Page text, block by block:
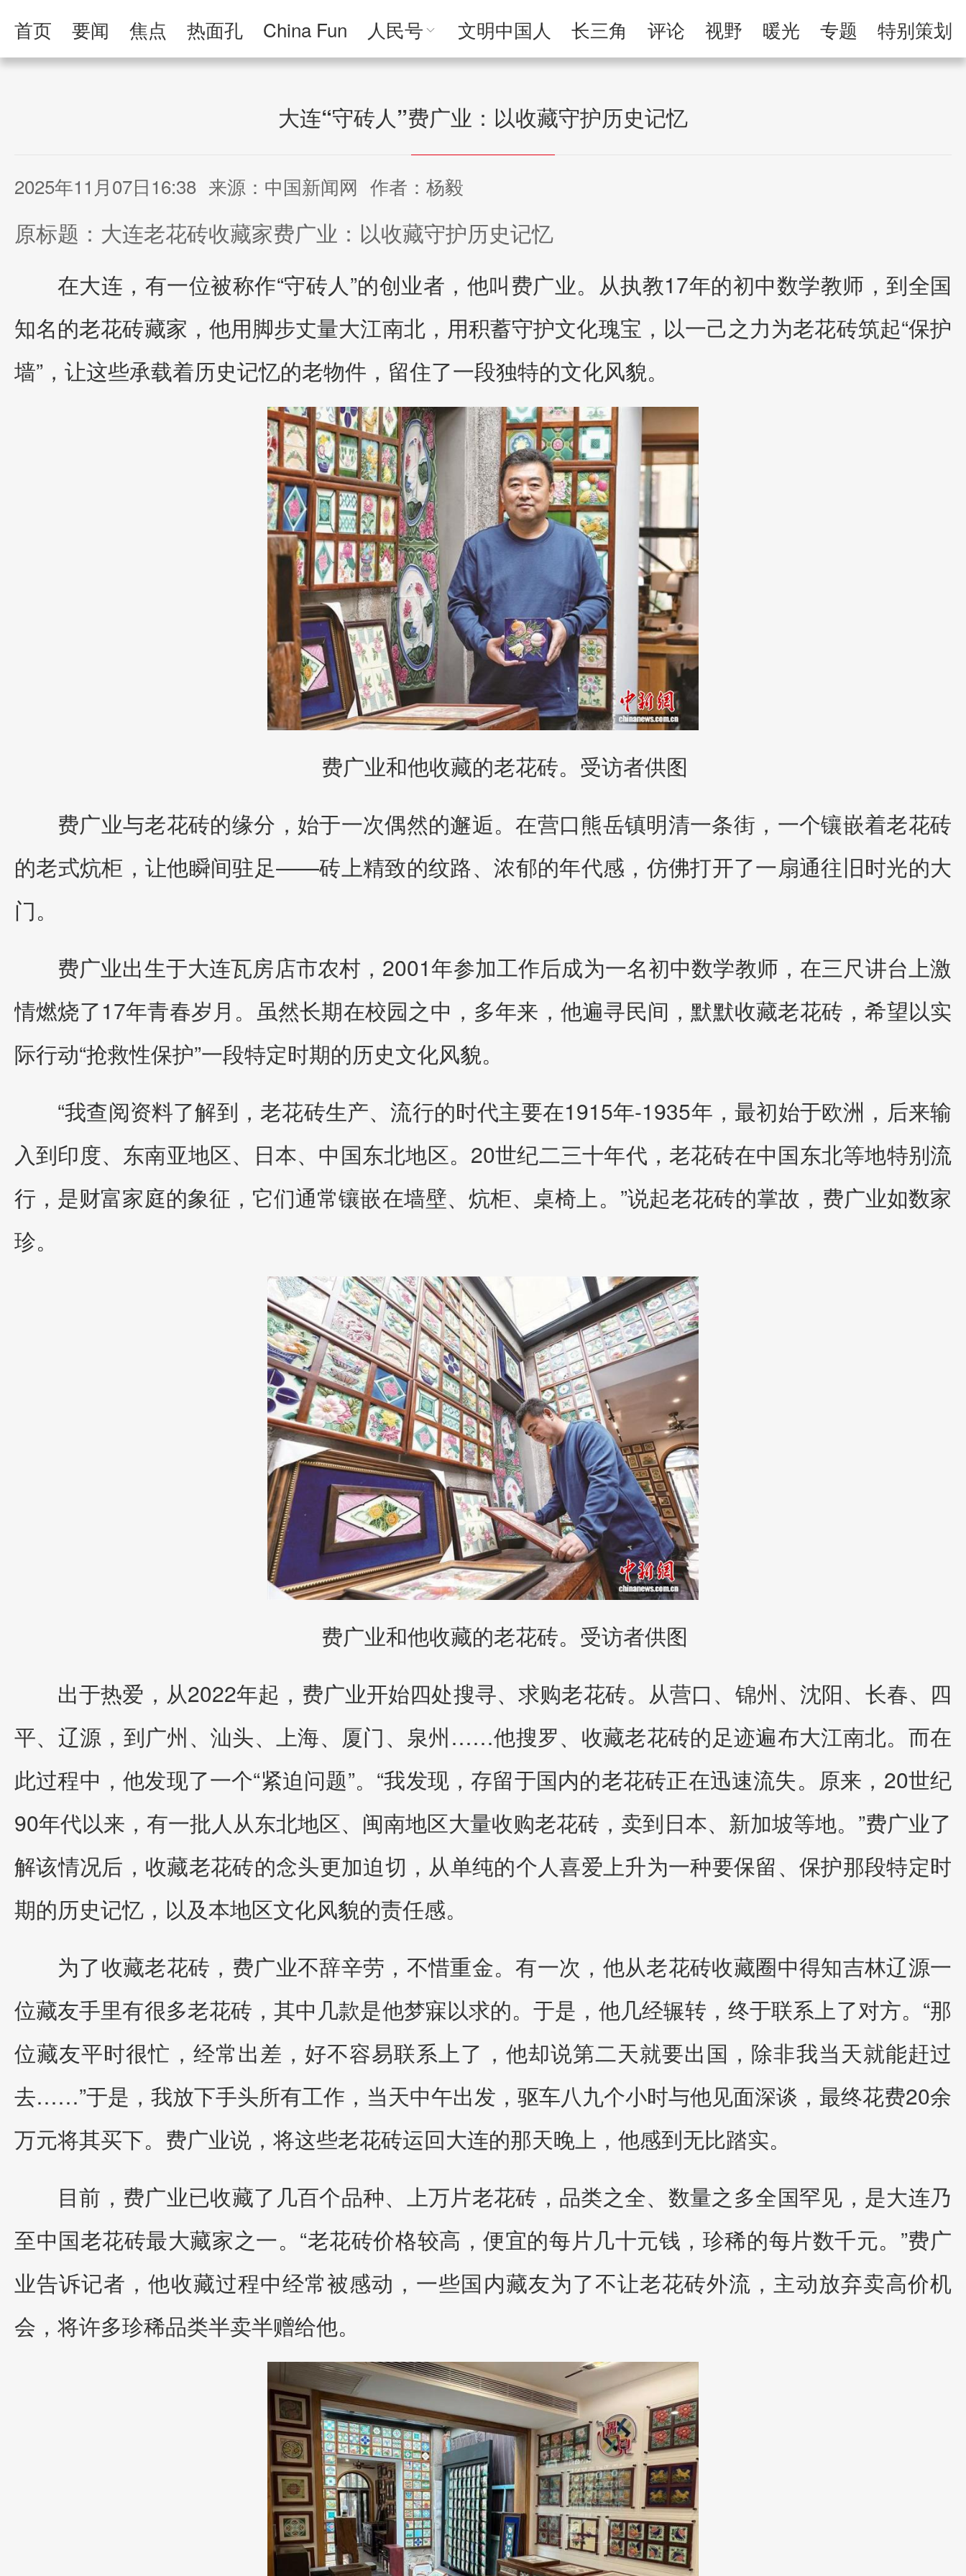
举报专区
首页 要闻 焦点 热面孔 China Fun 人民号 文明中国人 长三角 评论 视野 暖光 专题 特别策划
大连“守砖人”费广业：以收藏守护历史记忆
2025年11月07日16:38 来源：中国新闻网 作者：杨毅
原标题：大连老花砖收藏家费广业：以收藏守护历史记忆
在大连，有一位被称作“守砖人”的创业者，他叫费广业。从执教17年的初中数学教师，到全国
知名的老花砖藏家，他用脚步丈量大江南北，用积蓄守护文化瑰宝，以一己之力为老花砖筑起“保护
墙”，让这些承载着历史记忆的老物件，留住了一段独特的文化风貌。
费广业和他收藏的老花砖。受访者供图
费广业与老花砖的缘分，始于一次偶然的邂逅。在营口熊岳镇明清一条街，一个镶嵌着老花砖
的老式炕柜，让他瞬间驻足——砖上精致的纹路、浓郁的年代感，仿佛打开了一扇通往旧时光的大
门。
费广业出生于大连瓦房店市农村，2001年参加工作后成为一名初中数学教师，在三尺讲台上激
情燃烧了17年青春岁月。虽然长期在校园之中，多年来，他遍寻民间，默默收藏老花砖，希望以实
际行动“抢救性保护”一段特定时期的历史文化风貌。
“我查阅资料了解到，老花砖生产、流行的时代主要在1915年-1935年，最初始于欧洲，后来输
入到印度、东南亚地区、日本、中国东北地区。20世纪二三十年代，老花砖在中国东北等地特别流
行，是财富家庭的象征，它们通常镶嵌在墙壁、炕柜、桌椅上。”说起老花砖的掌故，费广业如数家
珍。
费广业和他收藏的老花砖。受访者供图
出于热爱，从2022年起，费广业开始四处搜寻、求购老花砖。从营口、锦州、沈阳、长春、四
平、辽源，到广州、汕头、上海、厦门、泉州……他搜罗、收藏老花砖的足迹遍布大江南北。而在
此过程中，他发现了一个“紧迫问题”。“我发现，存留于国内的老花砖正在迅速流失。原来，20世纪
90年代以来，有一批人从东北地区、闽南地区大量收购老花砖，卖到日本、新加坡等地。”费广业了
解该情况后，收藏老花砖的念头更加迫切，从单纯的个人喜爱上升为一种要保留、保护那段特定时
期的历史记忆，以及本地区文化风貌的责任感。
为了收藏老花砖，费广业不辞辛劳，不惜重金。有一次，他从老花砖收藏圈中得知吉林辽源一
位藏友手里有很多老花砖，其中几款是他梦寐以求的。于是，他几经辗转，终于联系上了对方。“那
位藏友平时很忙，经常出差，好不容易联系上了，他却说第二天就要出国，除非我当天就能赶过
去……”于是，我放下手头所有工作，当天中午出发，驱车八九个小时与他见面深谈，最终花费20余
万元将其买下。费广业说，将这些老花砖运回大连的那天晚上，他感到无比踏实。
目前，费广业已收藏了几百个品种、上万片老花砖，品类之全、数量之多全国罕见，是大连乃
至中国老花砖最大藏家之一。“老花砖价格较高，便宜的每片几十元钱，珍稀的每片数千元。”费广
业告诉记者，他收藏过程中经常被感动，一些国内藏友为了不让老花砖外流，主动放弃卖高价机
会，将许多珍稀品类半卖半赠给他。